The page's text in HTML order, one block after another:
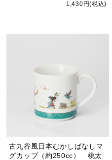
1,430円(税込)
古九谷風日本むかしばなしマ
グカップ（約250cc） 桃太